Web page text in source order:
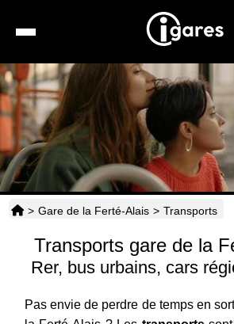
Recherche
Location
Hôtels
Taxis
Transports
Horaires
> Gare de la Ferté-Alais > Transports
Transports gare de la
Rer, bus urbains, cars
Pas envie de perdre de temps en